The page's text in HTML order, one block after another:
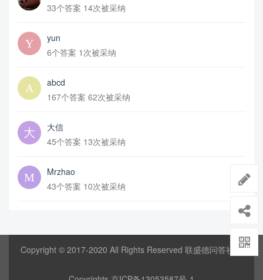
33个答案 14次被采纳
yun
6个答案 1次被采纳
abcd
167个答案 62次被采纳
大信
45个答案 13次被采纳
Mrzhao
43个答案 10次被采纳
Copyright © 2017-2020 All Rights Reserved 联盛德问答社区